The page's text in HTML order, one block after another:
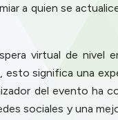
a quien se
virtual de nivel
significa una
del evento ha
sociales y una